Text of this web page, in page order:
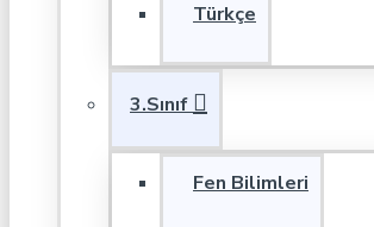
Türkçe
3.Sınıf
Fen Bilimleri